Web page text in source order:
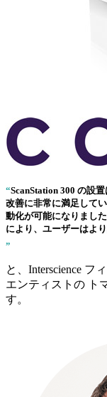
“ScanStation 300 の設置
改善に非常に満足して
動化が可能になりまし
により、ユーザーはよ
„
と、Interscience フ
エンティストの ト
す。